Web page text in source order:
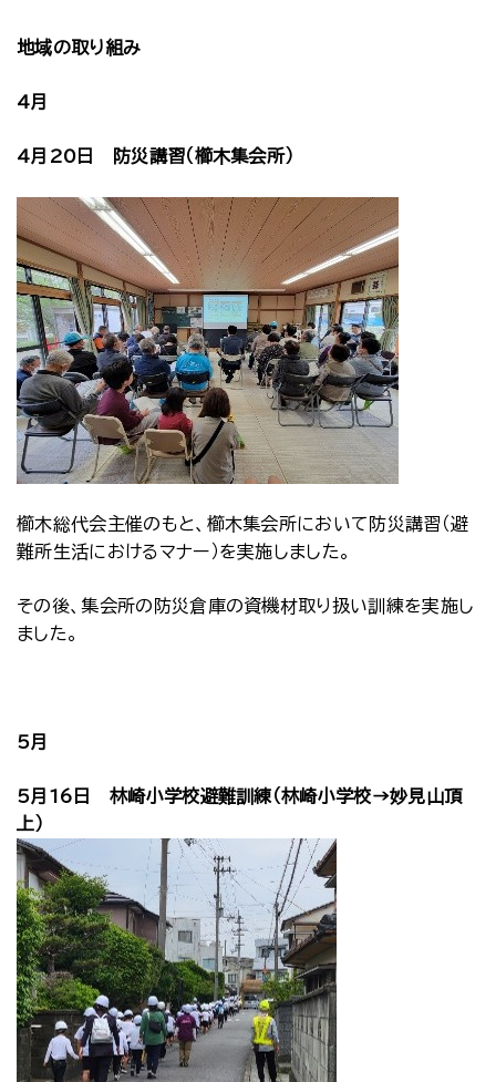
地域の取り組み
4月
4月20日 防災講習（櫛木集会所）
櫛木総代会主催のもと、櫛木集会所において防災講習（避
難所生活におけるマナー）を実施しました。
その後、集会所の防災倉庫の資機材取り扱い訓練を実施し
ました。
5月
5月16日 林崎小学校避難訓練（林崎小学校→妙見山頂
上）